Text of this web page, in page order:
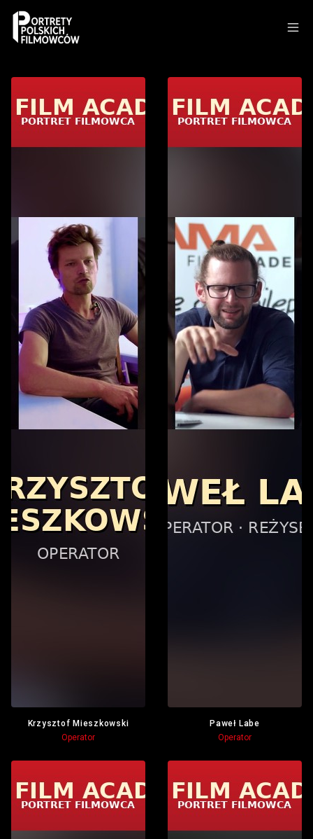
Krzysztof Mieszkowski
Operator
Paweł Labe
Operator